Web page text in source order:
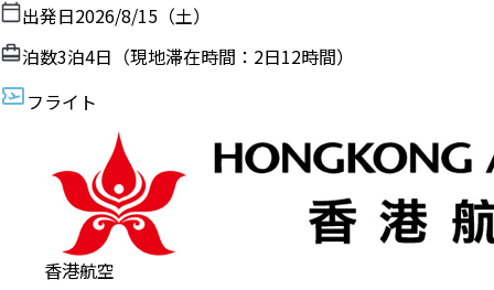
出発日2026/8/15（土）
泊数3泊4日（現地滞在時間： 2日12時間）
フライト
香港航空